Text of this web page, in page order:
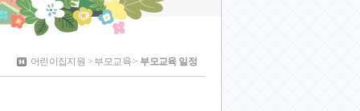
어린이집지원 > 부모교육 > 부모교육 일정